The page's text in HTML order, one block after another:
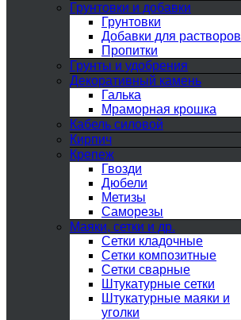
Грунтовки и добавки
Грунтовки
Добавки для растворов
Пропитки
Грунты и удобрения
Декоративный камень
Галька
Мраморная крошка
Кабель силовой
Кирпич
Крепеж
Гвозди
Дюбели
Метизы
Саморезы
Маяки, сетки и др.
Сетки кладочные
Сетки композитные
Сетки сварные
Штукатурные сетки
Штукатурные маяки и
уголки